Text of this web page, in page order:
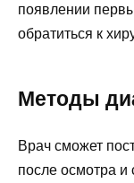
появлении
обратиться к
Методы
Врач сможет
после осмотра и